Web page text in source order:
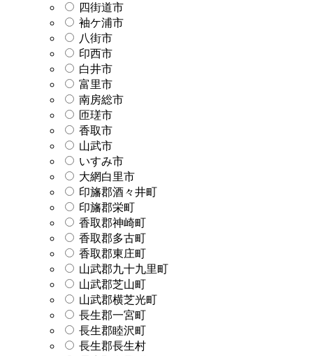
四街道市
袖ケ浦市
八街市
印西市
白井市
富里市
南房総市
匝瑳市
香取市
山武市
いすみ市
大網白里市
印旛郡酒々井町
印旛郡栄町
香取郡神崎町
香取郡多古町
香取郡東庄町
山武郡九十九里町
山武郡芝山町
山武郡横芝光町
長生郡一宮町
長生郡睦沢町
長生郡長生村